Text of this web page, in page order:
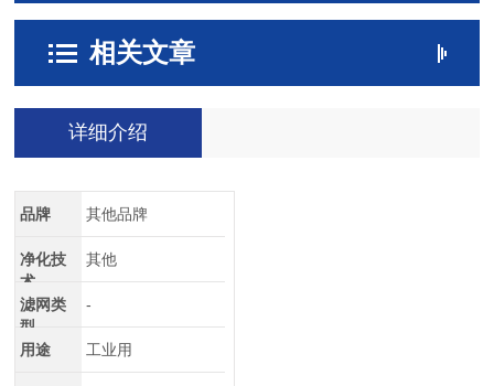
相关文章
详细介绍
品牌 其他品牌
净化技
术
其他
滤网类
型
-
用途 工业用